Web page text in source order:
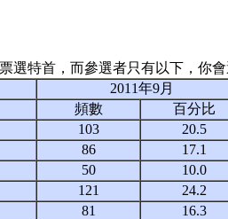
選特首，而參選者只有以下，你
2011年9月
頻數
百分比
103
20.5
86
17.1
50
10.0
121
24.2
81
16.3